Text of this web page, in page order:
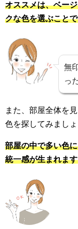
オススメは、ベー
クな色を選ぶこと
無
っ
また、部屋全体を
色を探してみましょ
部屋の中で多い色
統一感が生まれま
防げるわ